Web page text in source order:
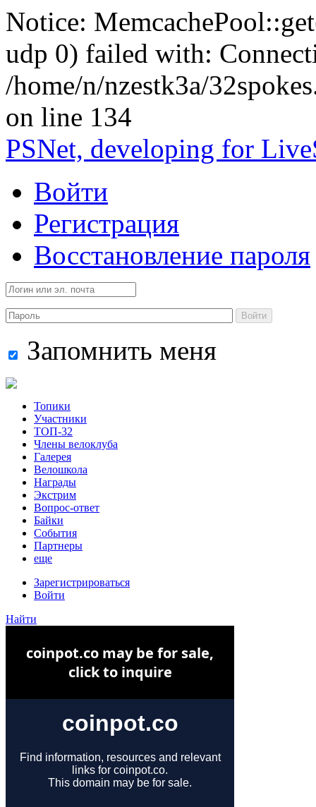
Notice:
udp 0) failed with:
/home/n/nzestk3a/
on line 134
PSNet, developing for
Войти
Регистрация
Восстановление пароля
Войти
Запомнить меня
Топики
Участники
ТОП-32
Члены велоклуба
Галерея
Велошкола
Награды
Экстрим
Вопрос-ответ
Байки
События
Партнеры
еще
Зарегистрироваться
Войти
Найти